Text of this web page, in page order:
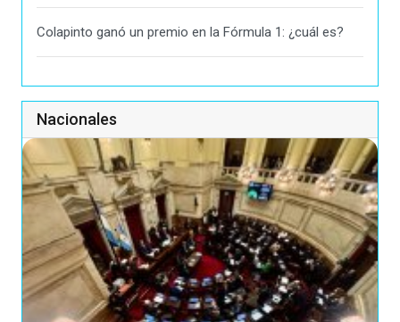
Colapinto ganó un premio en la Fórmula 1: ¿cuál es?
Nacionales